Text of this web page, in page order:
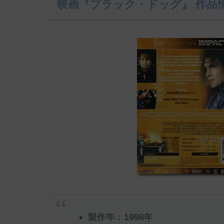
映画『ブラック・ドッグ』 作品
製作年：1998年